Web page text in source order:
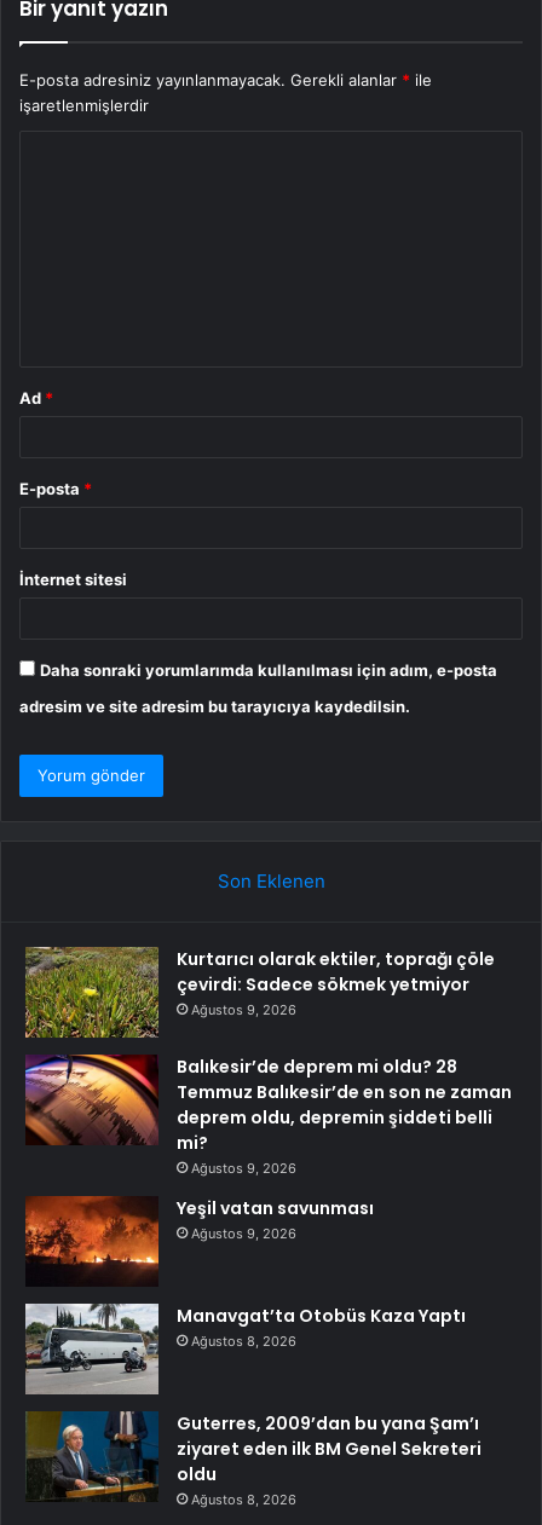
Bir yanıt yazın
E-posta adresiniz yayınlanmayacak. Gerekli alanlar * ile
işaretlenmişlerdir
Ad *
E-posta *
İnternet sitesi
Daha sonraki yorumlarımda kullanılması için adım, e-posta
adresim ve site adresim bu tarayıcıya kaydedilsin.
Son Eklenen
Kurtarıcı olarak ektiler, toprağı çöle
çevirdi: Sadece sökmek yetmiyor
Ağustos 9, 2026
Balıkesir’de deprem mi oldu? 28
Temmuz Balıkesir’de en son ne zaman
deprem oldu, depremin şiddeti belli
mi?
Ağustos 9, 2026
Yeşil vatan savunması
Ağustos 9, 2026
Manavgat’ta Otobüs Kaza Yaptı
Ağustos 8, 2026
Guterres, 2009’dan bu yana Şam’ı
ziyaret eden ilk BM Genel Sekreteri
oldu
Ağustos 8, 2026